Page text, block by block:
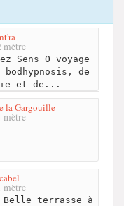
Sens O voyage
de
et de...
la Gargouille
terrasse à